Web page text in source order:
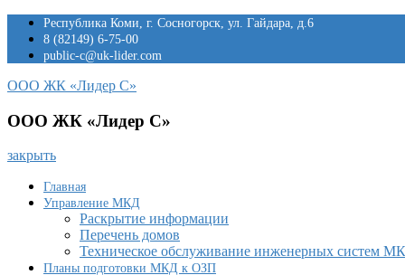
Перейти
содержимому
Республика Коми, г. Сосногорск, ул. Гайдара, д.6
8 (82149) 6-75-00
public-c@uk-lider.com
ООО ЖК «Лидер С»
ООО ЖК «Лидер С»
закрыть
Главная
Управление МКД
Раскрытие информации
Перечень домов
Техническое обслуживание инженерных систем
Планы подготовки МКД к ОЗП